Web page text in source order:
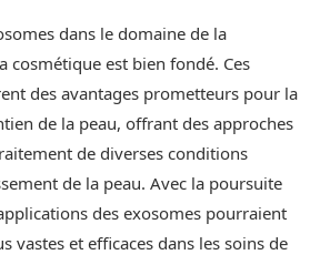
dans le domaine de la
cosmétique est bien fondé. Ces
des avantages prometteurs pour la
de la peau, offrant des approches
de diverses conditions
de la peau. Avec la poursuite
des exosomes pourraient
vastes et efficaces dans les soins de